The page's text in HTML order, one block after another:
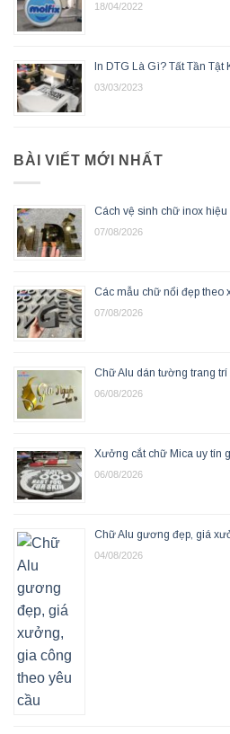
18/04/2022
In DTG Là Gì? Tất Tần Tật
03/03/2023
BÀI VIẾT MỚI NHẤT
Cách vệ sinh chữ inox
07/08/2026
Các mẫu chữ nổi đẹp theo
07/08/2026
Chữ Alu dán tường trang
06/08/2026
Xưởng cắt chữ Mica uy tín
06/08/2026
Chữ Alu gương đẹp, giá
04/08/2026